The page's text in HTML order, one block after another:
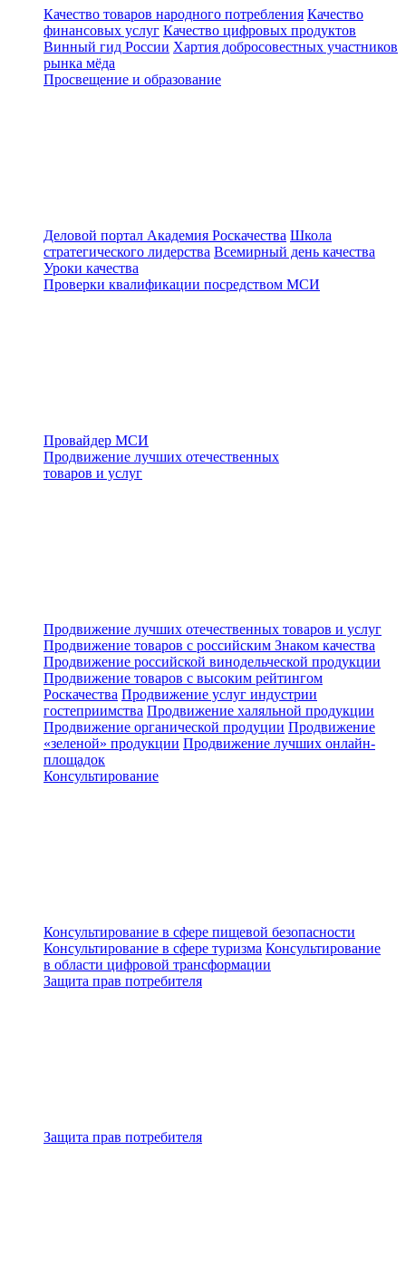
Качество товаров народного потребления Качество
финансовых услуг Качество цифровых продуктов
Винный гид России Хартия добросовестных участников
рынка мёда
Просвещение и образование
Деловой портал Академия Роскачества Школа
стратегического лидерства Всемирный день качества
Уроки качества
Проверки квалификации посредством МСИ
Провайдер МСИ
Продвижение лучших отечественных
товаров и услуг
Продвижение лучших отечественных товаров и услуг
Продвижение товаров с российским Знаком качества
Продвижение российской винодельческой продукции
Продвижение товаров с высоким рейтингом
Роскачества Продвижение услуг индустрии
гостеприимства Продвижение халяльной продукции
Продвижение органической продуции Продвижение
«зеленой» продукции Продвижение лучших онлайн-
площадок
Консультирование
Консультирование в сфере пищевой безопасности
Консультирование в сфере туризма Консультирование
в области цифровой трансформации
Защита прав потребителя
Защита прав потребителя